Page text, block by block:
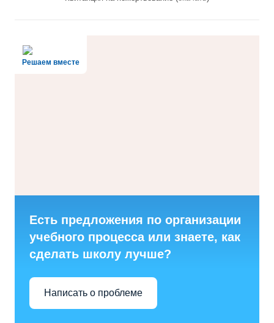
Решаем вместе
Есть предложения по организации
учебного процесса или знаете, как
сделать школу лучше?
Написать о проблеме